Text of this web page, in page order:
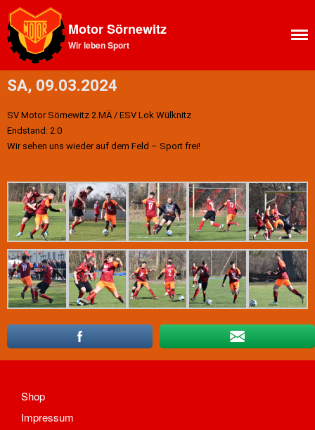
News Feed
Ansprechpartner SV Motor
Sörnewitz
Vorstand
Fitness
Kegelbahn
Vereinsbus
Vereinsheim
Chronik
Sektion Bergsteigen
Statistisches
Aufnahmeantrag
Änderungsantrag
Motor Sörnewitz
Wir leben Sport
SA, 09.03.2024
SV Motor Sörnewitz 2.MÄ / ESV Lok Wülknitz
Endstand: 2:0
Wir sehen uns wieder auf dem Feld – Sport frei!
Shop
Impressum